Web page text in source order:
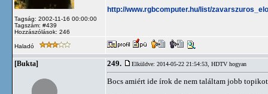
Tagság: 2002-11-16 00:00:00
Tagszám: #439
Hozzászólások: 246
http://www.rgbcomputer.hu/list/
Haladó
[Bukta] 249. Elküldve: 2014-05-22 21:54:53, HDTV hogyan
Bocs amiért ide írok de nem találtam jobb